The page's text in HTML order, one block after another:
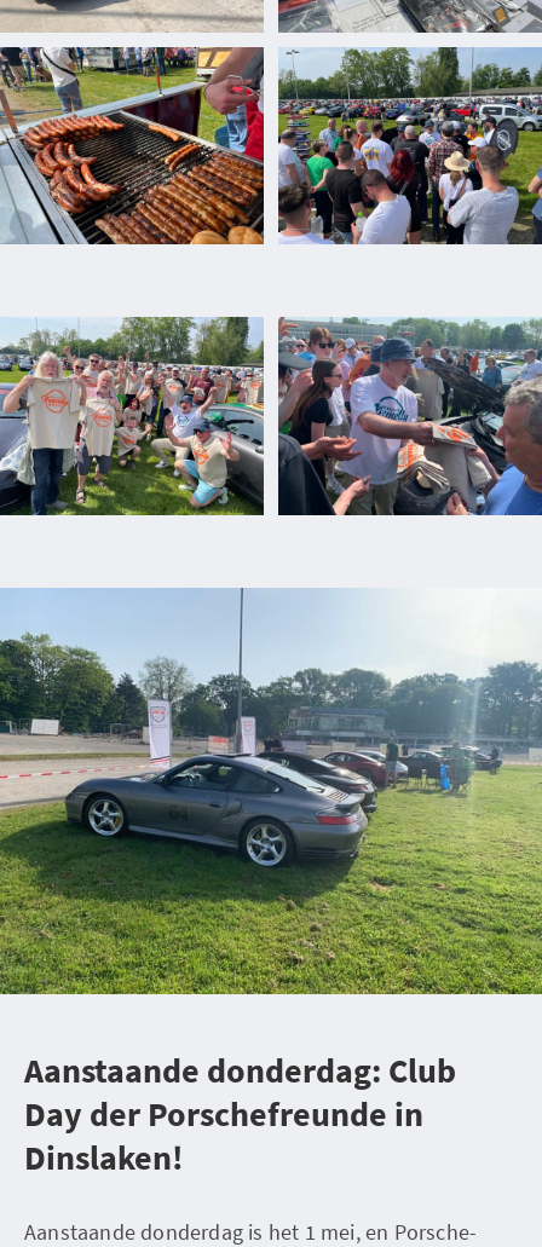
Aanstaande donderdag: Club
Day der Porschefreunde in
Dinslaken!
Aanstaande donderdag is het 1 mei, en Porsche-